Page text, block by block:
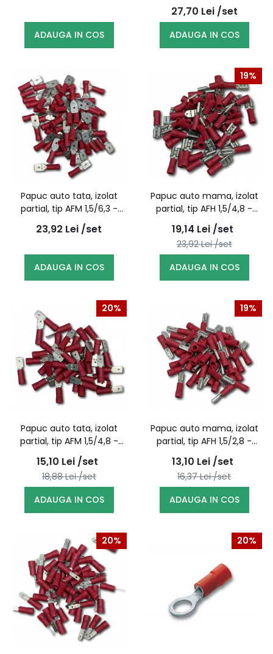
ADAUGA IN COS
27,70 Lei /set
ADAUGA IN COS
Papuc auto tata, izolat
partial, tip AFM 1,5/6,3 -
100buc/set
23,92 Lei /set
ADAUGA IN COS
19%
Papuc auto mama, izolat
partial, tip AFH 1,5/4,8 -
100buc/set
19,14 Lei /set
23,92Lei /set
ADAUGA IN COS
20%
Papuc auto tata, izolat
partial, tip AFM 1,5/4,8 -
100buc/set
15,10 Lei /set
18,88Lei /set
ADAUGA IN COS
19%
Papuc auto mama, izolat
partial, tip AFH 1,5/2,8 -
100buc/set
13,10 Lei /set
16,37Lei /set
ADAUGA IN COS
20% 20%